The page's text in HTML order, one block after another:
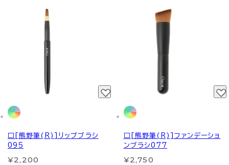
□[熊野筆(R)]リップブラシ
095
¥2,200
□[熊野筆(R)]ファンデーショ
ンブラシ077
¥2,750